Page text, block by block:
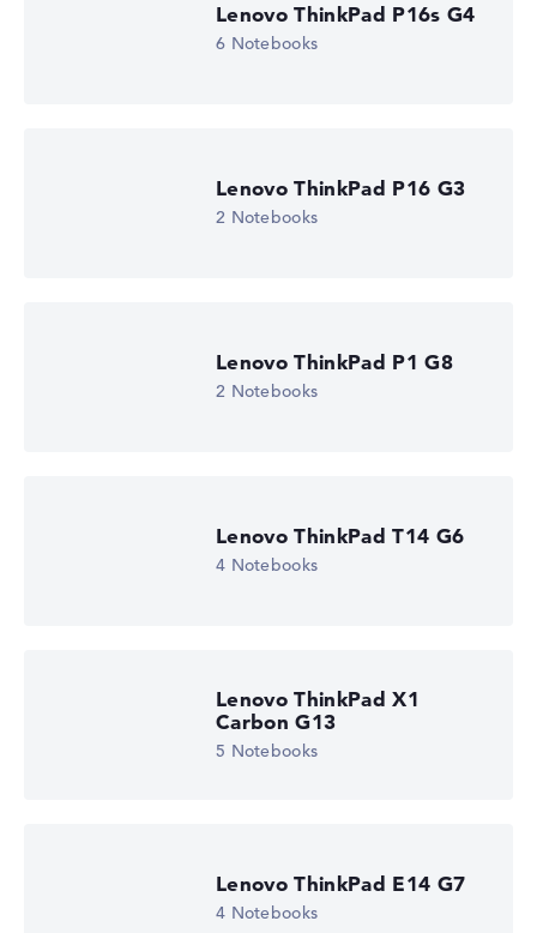
Lenovo ThinkPad P16s G4
6 Notebooks
Lenovo ThinkPad P16 G3
2 Notebooks
Lenovo ThinkPad P1 G8
2 Notebooks
Lenovo ThinkPad T14 G6
4 Notebooks
Lenovo ThinkPad X1
Carbon G13
5 Notebooks
Lenovo ThinkPad E14 G7
4 Notebooks